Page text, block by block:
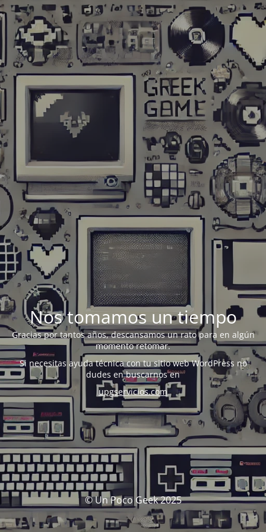
Nos tomamos un tiempo
Gracias por tantos años, descansamos un rato para en algún
momento retomar.
Si necesitas ayuda técnica con tu sitio web WordPress no
dudes en buscarnos en
upgservicios.com
© Un Poco Geek 2025